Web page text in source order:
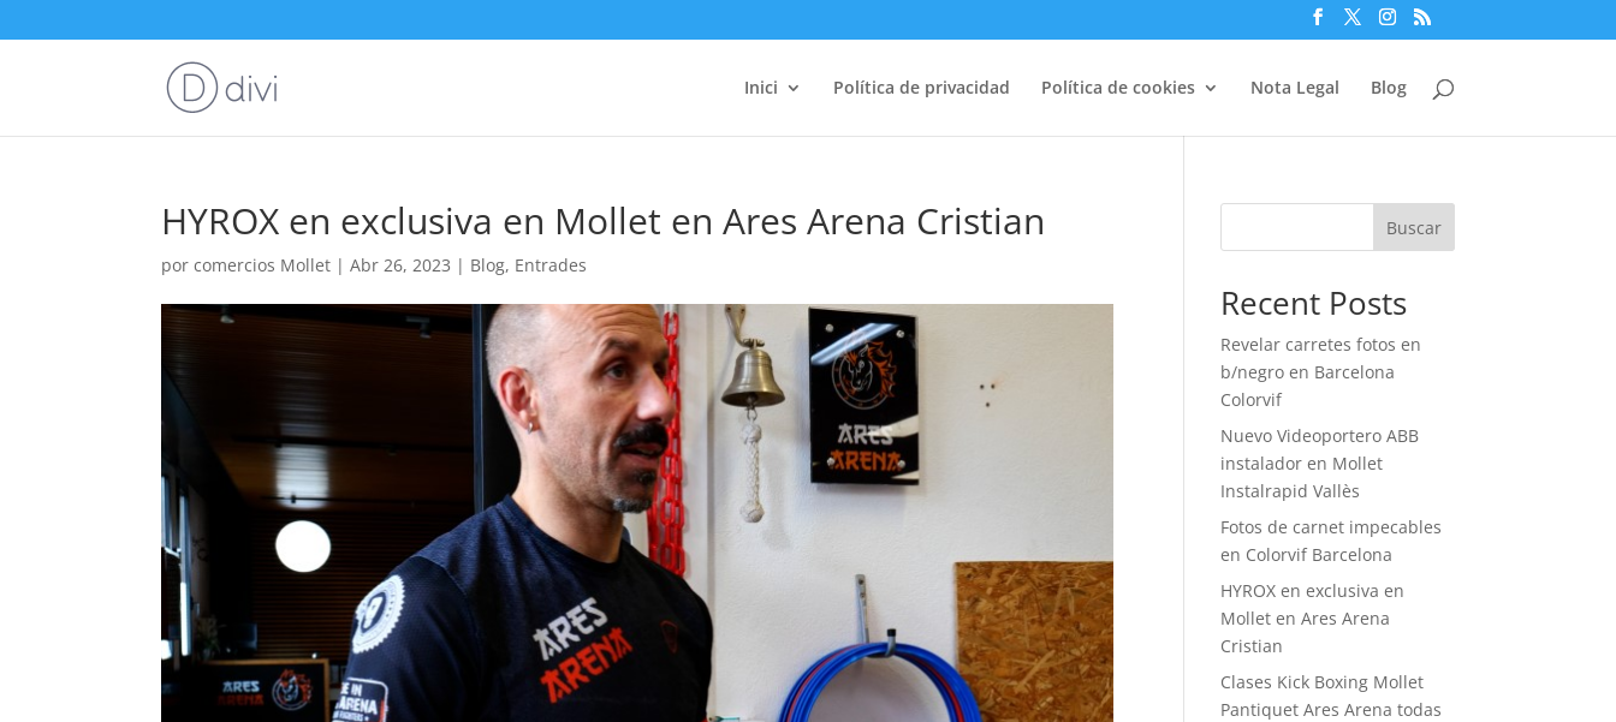
Inici Política de privacidad Política de cookies Nota Legal Blog
HYROX en exclusiva en Mollet en Ares Arena Cristian
porcomercios Mollet |Abr 26, 2023 | Blog, Entrades
Buscar
Recent Posts
Revelar carretes fotos en
b/negro en Barcelona
Colorvif
Nuevo Videoportero ABB
instalador en Mollet
Instalrapid Vallès
Fotos de carnet impecables
en Colorvif Barcelona
HYROX en exclusiva en
Mollet en Ares Arena
Cristian
Clases Kick Boxing Mollet
Pantiquet Ares Arena todas